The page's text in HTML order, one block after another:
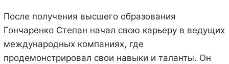
После получения высшего образования
Гончаренко Степан начал свою карьеру в ведущих
международных компаниях, где
продемонстрировал свои навыки и таланты. Он